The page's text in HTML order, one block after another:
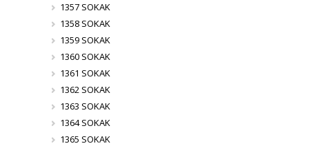
1357 SOKAK
1358 SOKAK
1359 SOKAK
1360 SOKAK
1361 SOKAK
1362 SOKAK
1363 SOKAK
1364 SOKAK
1365 SOKAK